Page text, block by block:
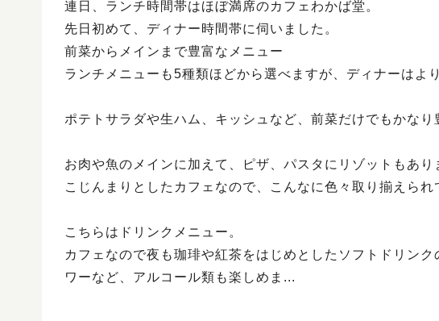
連日、ランチ時間帯はほぼ満席のカフェわかば堂。
先日初めて、ディナー時間帯に伺いました。
前菜からメインまで豊富なメニュー
ランチメニューも5種類ほどから選べますが、ディナーはよ
ポテトサラダや生ハム、キッシュなど、前菜だけでもかなり
お肉や魚のメインに加えて、ピザ、パスタにリゾットもあり
こじんまりとしたカフェなので、こんなに色々取り揃えられ
こちらはドリンクメニュー。
カフェなので夜も珈琲や紅茶をはじめとしたソフトドリン
ワーなど、アルコール類も楽しめま...